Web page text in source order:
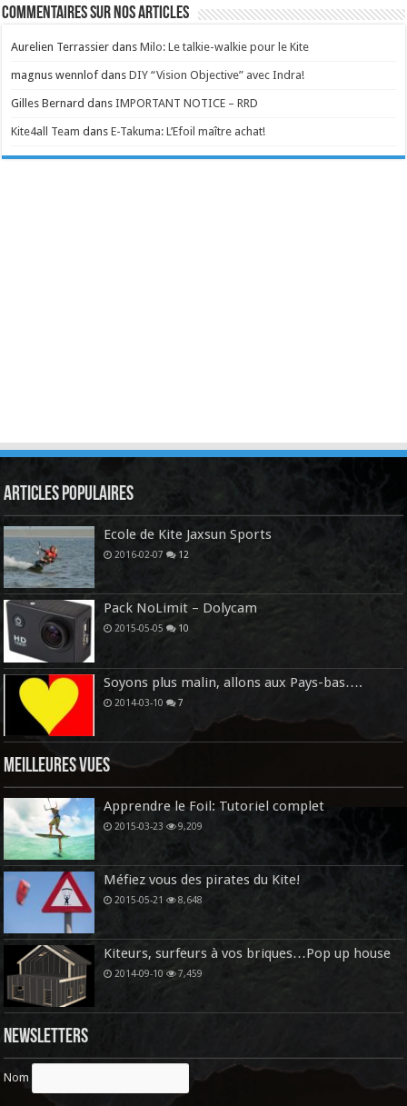
Commentaires sur nos articles
Aurelien Terrassier dansMilo: Le talkie-walkie pour le Kite
magnus wennlof dansDIY “Vision Objective” avec Indra!
Gilles Bernard dansIMPORTANT NOTICE – RRD
Kite4all Team dansE-Takuma: L’Efoil maître achat!
Articles Populaires
Ecole de Kite Jaxsun Sports
2016-02-07 12
Pack NoLimit – Dolycam
2015-05-05 10
Soyons plus malin, allons aux Pays-bas….
2014-03-10 7
Meilleures vues
Apprendre le Foil: Tutoriel complet
2015-03-23 9,209
Méfiez vous des pirates du Kite!
2015-05-21 8,648
Kiteurs, surfeurs à vos briques…Pop up house
2014-09-10 7,459
Newsletters
Nom